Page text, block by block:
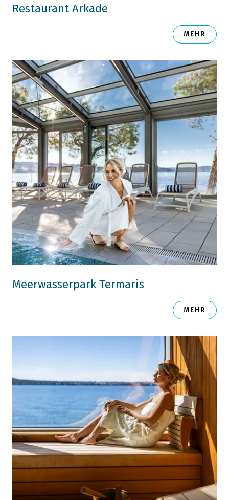
Restaurant Arkade
MEHR
Meerwasserpark Termaris
MEHR